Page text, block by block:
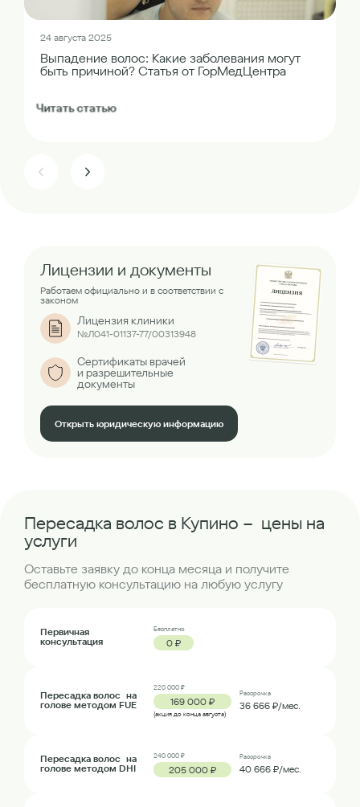
24 августа 2025
Выпадение волос: Какие заболевания могут
быть причиной? Статья от ГорМедЦентра
Читать статью
Лицензии и документы
Работаем официально и в соответствии с
законом
Лицензия клиники
№Л041-01137-77/00313948
Сертификаты врачей
и разрешительные
документы
Открыть юридическую информацию
Пересадка волос в Купино – цены на
услуги
Оставьте заявку до конца месяца и получите
бесплатную консультацию на любую услугу
Первичная
консультация
Бесплатно
0 ₽
Пересадка волос на
голове методом FUE
220 000 ₽
169 000 ₽
(акция до конца августа)
Рассрочка
36 666 ₽/мес.
Пересадка волос на
голове методом DHI
240 000 ₽
205 000 ₽
Рассрочка
40 666 ₽/мес.